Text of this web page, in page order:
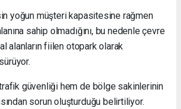
yoğun müşteri kapasitesine rağmen
sahip olmadığını, bu nedenle çevre
alanların fiilen otopark olarak
güvenliği hem de bölge sakinlerinin
sorun oluşturduğu belirtiliyor.